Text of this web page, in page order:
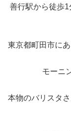
善行駅から徒歩
東京都町田市に
モーニ
本物のバリスタ